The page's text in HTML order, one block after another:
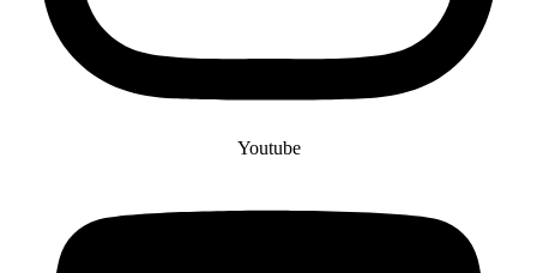
Youtube